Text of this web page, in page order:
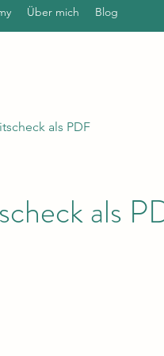
Über mich Blog
als PDF
als